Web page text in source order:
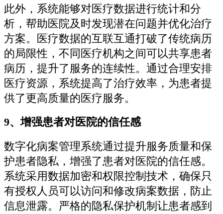
此外，系统能够对医疗数据进行统计和分
析，帮助医院及时发现潜在问题并优化治疗
方案。医疗数据的互联互通打破了传统病历
的局限性，不同医疗机构之间可以共享患者
病历，提升了服务的连续性。通过合理安排
医疗资源，系统提高了治疗效率，为患者提
供了更高质量的医疗服务。
9、增强患者对医院的信任感
数字化病案管理系统通过提升服务质量和保
护患者隐私，增强了患者对医院的信任感。
系统采用数据加密和权限控制技术，确保只
有授权人员可以访问和修改病案数据，防止
信息泄露。严格的隐私保护机制让患者感到